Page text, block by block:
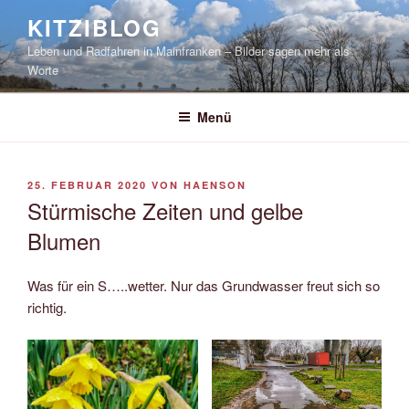
springen
KITZIBLOG
Leben und Radfahren in Mainfranken – Bilder sagen mehr als
Worte
Menü
VERÖFFENTLICHT
25. FEBRUAR 2020 VON HAENSON
Stürmische Zeiten und gelbe
Blumen
Was für ein S…..wetter. Nur das Grundwasser freut sich so
richtig.